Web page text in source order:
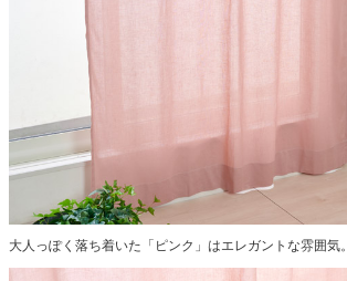
大人っぽく落ち着いた「ピンク」はエレガントな雰囲気。